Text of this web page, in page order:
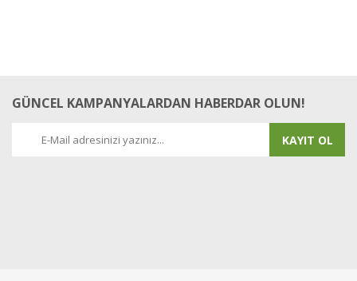
GÜNCEL KAMPANYALARDAN HABERDAR OLUN!
KAYIT OL